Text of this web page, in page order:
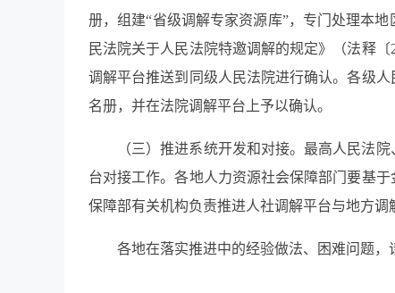
册，组建“省级调解专家资源库”，专门处理本
民法院关于人民法院特邀调解的规定》（法释
调解平台推送到同级人民法院进行确认。各级
名册，并在法院调解平台上予以确认。
（三）推进系统开发和对接。最高人民法
台对接工作。各地人力资源社会保障部门要基
保障部有关机构负责推进人社调解平台与地方调
各地在落实推进中的经验做法、困难问题，